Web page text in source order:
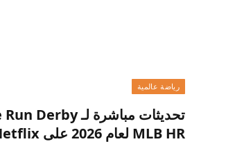
رياضة عالمية
MLB HR لعام 2026 على Netflix